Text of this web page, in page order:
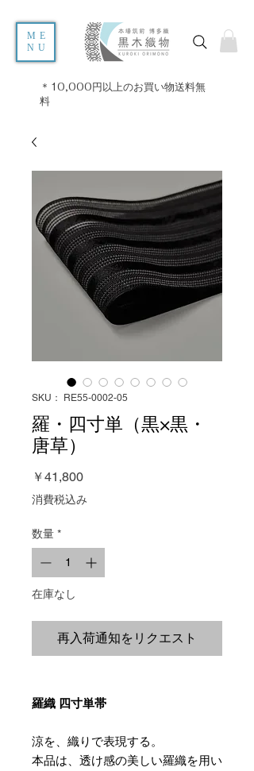
ME
NU
＊10,000円以上のお買い物送料無
料
SKU： RE55-0002-05
羅・四寸単（黒×黒・
唐草）
￥41,800価
消費税込み
数量 *
在庫なし
再入荷通知をリクエスト
羅織 四寸単帯
涼を、織りで表現する。
本品は、透け感の美しい羅織を用い